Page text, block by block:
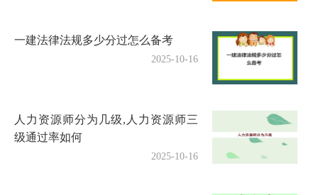
一建法律法规多少分过怎么备考
2025-10-16
人力资源师分为几级,人力资源师三
级通过率如何
2025-10-16